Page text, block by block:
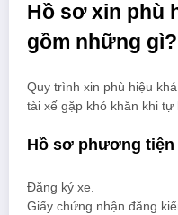
Hồ sơ xin phù
gồm những gì?
Quy trình xin phù hiệu
tài xế gặp khó khăn khi tự
Hồ sơ phương tiện
Đăng ký xe.
Giấy chứng nhận đăng